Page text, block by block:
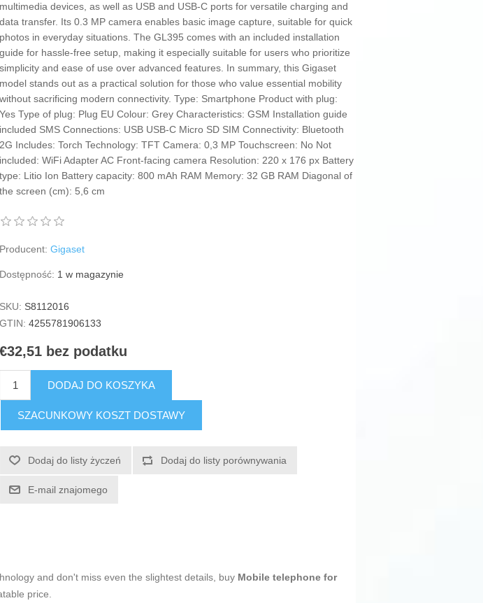
multimedia devices, as well as USB and USB-C ports for versatile charging and
data transfer. Its 0.3 MP camera enables basic image capture, suitable for quick
photos in everyday situations. The GL395 comes with an included installation
guide for hassle-free setup, making it especially suitable for users who prioritize
simplicity and ease of use over advanced features. In summary, this Gigaset
model stands out as a practical solution for those who value essential mobility
without sacrificing modern connectivity. Type: Smartphone Product with plug:
Yes Type of plug: Plug EU Colour: Grey Characteristics: GSM Installation guide
included SMS Connections: USB USB-C Micro SD SIM Connectivity: Bluetooth
2G Includes: Torch Technology: TFT Camera: 0,3 MP Touchscreen: No Not
included: WiFi Adapter AC Front-facing camera Resolution: 220 x 176 px Battery
type: Litio Ion Battery capacity: 800 mAh RAM Memory: 32 GB RAM Diagonal of
the screen (cm): 5,6 cm
Producent: Gigaset
Dostępność: 1 w magazynie
SKU: S8112016
GTIN: 4255781906133
€32,51 bez podatku
DODAJ DO KOSZYKA
SZACUNKOWY KOSZT DOSTAWY
Dodaj do listy życzeń Dodaj do listy porównywania
E-mail znajomego
and don't miss even the slightest details, buy Mobile telephone for
price.